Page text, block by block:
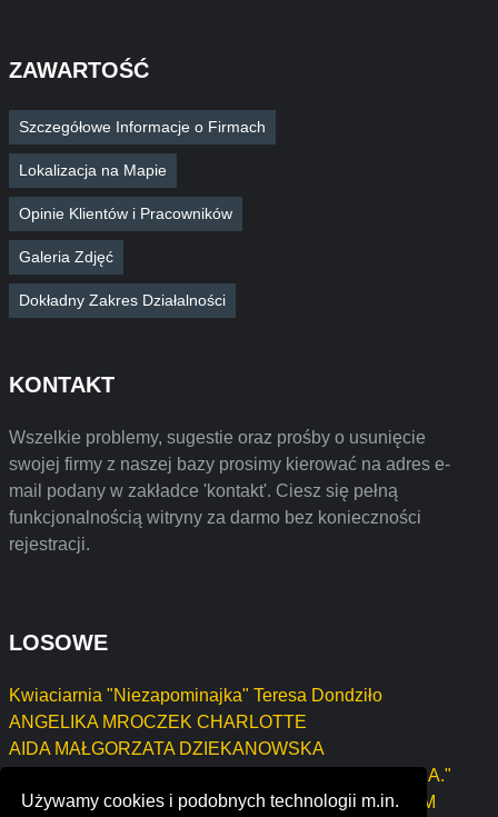
Używamy cookies i podobnych technologii m.in.
ZAWARTOŚĆ
Szczegółowe Informacje o Firmach
Lokalizacja na Mapie
Opinie Klientów i Pracowników
Galeria Zdjęć
Dokładny Zakres Działalności
KONTAKT
Wszelkie problemy, sugestie oraz prośby o usunięcie
swojej firmy z naszej bazy prosimy kierować na adres e-
mail podany w zakładce 'kontakt'. Ciesz się pełną
funkcjonalnością witryny za darmo bez konieczności
rejestracji.
LOSOWE
Kwiaciarnia "Niezapominajka" Teresa Dondziło
ANGELIKA MROCZEK CHARLOTTE
AIDA MAŁGORZATA DZIEKANOWSKA
FIRMA REMONTOWO-BUDOWLANA "KASZUBY S.A."
SPÓŁKA CYWILNA SEBASTIAN MACHOLLA, ADAM